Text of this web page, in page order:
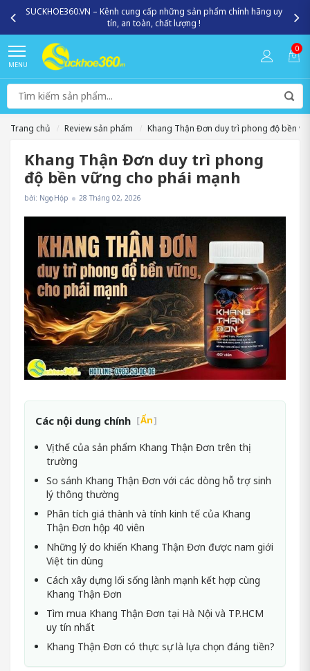
SUCKHOE360.VN – Kênh cung cấp những sản phẩm chính hãng uy
tín, an toàn, chất lượng !
MENU
0
Trang chủ Review sản phẩm Khang Thận Đơn duy trì phong độ bền
Khang Thận Đơn duy trì phong
độ bền vững cho phái mạnh
bởi: Ngọc Hộp 28 Tháng 02, 2026
Các nội dung chính [Ẩn]
Vị thế của sản phẩm Khang Thận Đơn trên thị
trường
So sánh Khang Thận Đơn với các dòng hỗ trợ sinh
lý thông thường
Phân tích giá thành và tính kinh tế của Khang
Thận Đơn hộp 40 viên
Những lý do khiến Khang Thận Đơn được nam giới
Việt tin dùng
Cách xây dựng lối sống lành mạnh kết hợp cùng
Khang Thận Đơn
Tìm mua Khang Thận Đơn tại Hà Nội và TP.HCM
uy tín nhất
Khang Thận Đơn có thực sự là lựa chọn đáng tiền?